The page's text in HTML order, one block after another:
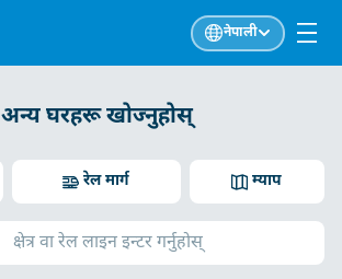
नेपाली
अन्य घरहरू खोज्नुहोस्
म्याप
रेल मार्ग